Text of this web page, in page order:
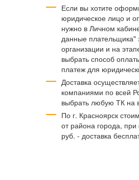
Если вы хотите
юридическое лицо и
нужно в Личном
данные плательщика"
организации и на
выбрать способ
платеж для
Доставка
компаниями по всей
выбрать любую ТК на
По г. Красноярск
от района города,
руб. - доставка